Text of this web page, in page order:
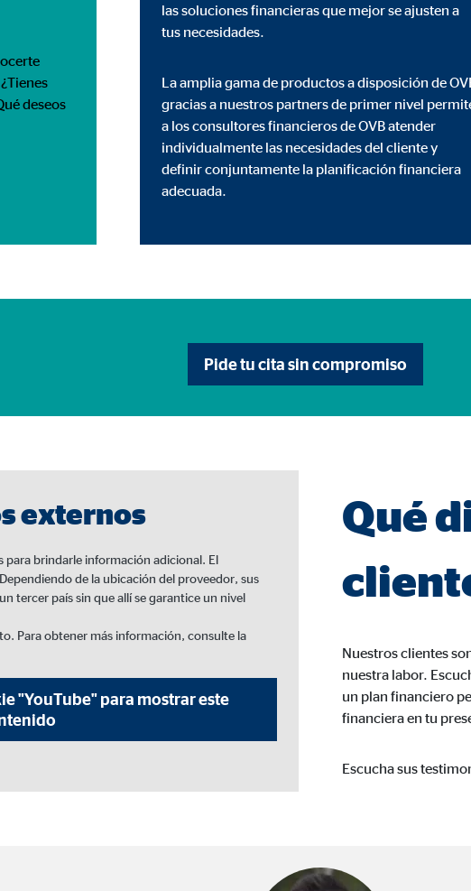
deseos
las soluciones financieras que mejor se ajusten a
tus necesidades.
La amplia gama de productos a disposición de
gracias a nuestros partners de primer nivel
a los consultores financieros de OVB atender
individualmente las necesidades del cliente y
definir conjuntamente la planificación financiera
adecuada.
Pide tu cita sin compromiso
externos
para brindarle información adicional. El
de la ubicación del proveedor, sus
tercer país sin que allí se garantice un nivel
Para obtener más información, consulte la
"YouTube" para mostrar este
Qué
Nuestros clientes
nuestra labor.
un plan financiero
financiera en tu
Escucha sus